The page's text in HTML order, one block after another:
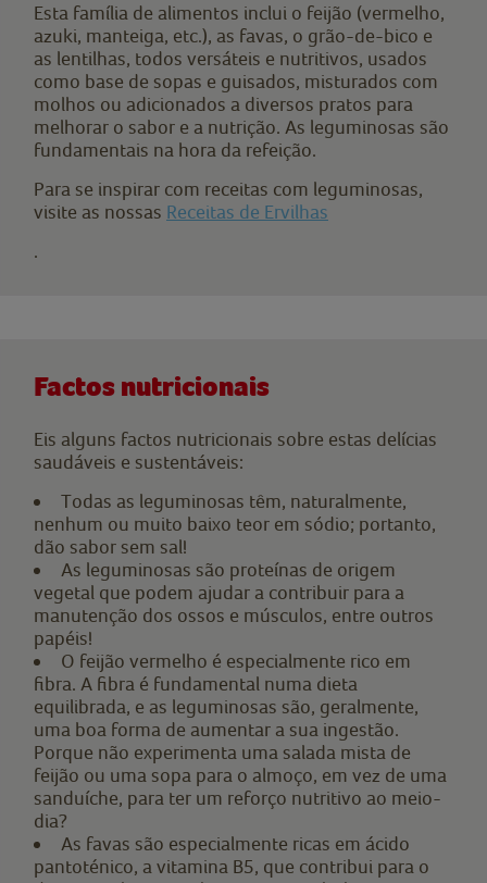
Esta família de alimentos inclui o feijão (vermelho,
azuki, manteiga, etc.), as favas, o grão-de-bico e
as lentilhas, todos versáteis e nutritivos, usados
como base de sopas e guisados, misturados com
molhos ou adicionados a diversos pratos para
melhorar o sabor e a nutrição. As leguminosas são
fundamentais na hora da refeição.
Para se inspirar com receitas com leguminosas,
visite as nossas Receitas de Ervilhas
.
Factos nutricionais
Eis alguns factos nutricionais sobre estas delícias
saudáveis e sustentáveis:
Todas as leguminosas têm, naturalmente,
nenhum ou muito baixo teor em sódio; portanto,
dão sabor sem sal!
As leguminosas são proteínas de origem
vegetal que podem ajudar a contribuir para a
manutenção dos ossos e músculos, entre outros
papéis!
O feijão vermelho é especialmente rico em
fibra. A fibra é fundamental numa dieta
equilibrada, e as leguminosas são, geralmente,
uma boa forma de aumentar a sua ingestão.
Porque não experimenta uma salada mista de
feijão ou uma sopa para o almoço, em vez de uma
sanduíche, para ter um reforço nutritivo ao meio-
dia?
As favas são especialmente ricas em ácido
pantoténico, a vitamina B5, que contribui para o